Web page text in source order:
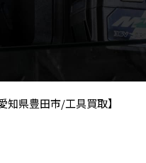
県豊田市/工具買取】